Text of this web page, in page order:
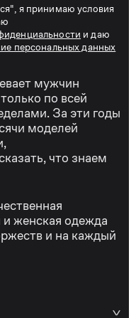
я принимаю условия
и даю
персональных данных
мужчин
по всей
За эти годы
моделей
что знаем
и женская одежда
и на каждый